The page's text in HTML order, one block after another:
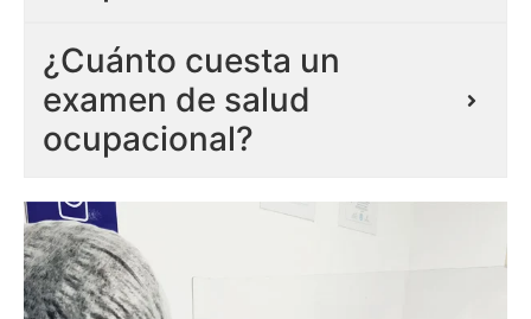
¿Cuánto cuesta un
examen de salud
ocupacional?